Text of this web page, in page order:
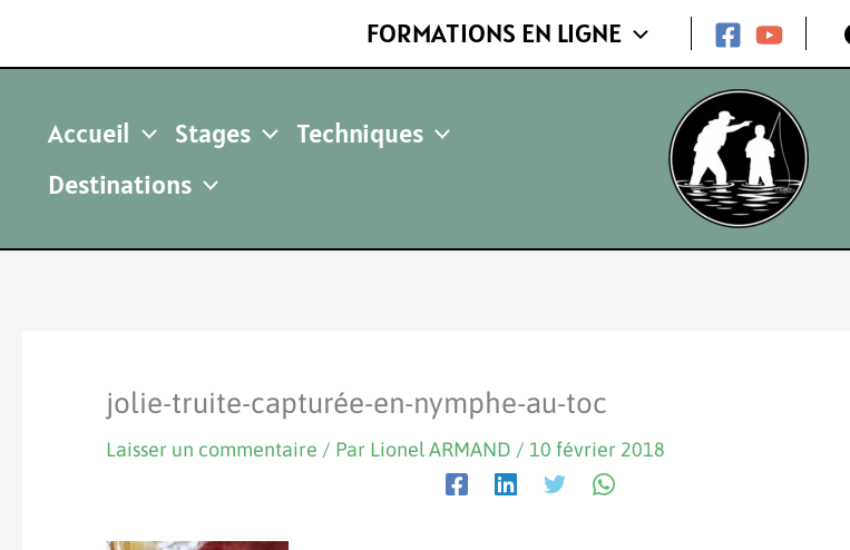
FORMATIONS EN LIGNE
Accueil Stages
Techniques
Destinations
jolie-truite-capturée-en-nymphe-au-toc
Laisser un commentaire / Par Lionel ARMAND / 10 février 2018